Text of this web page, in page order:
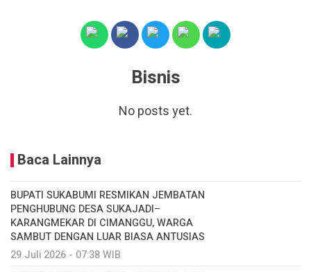
Bisnis
No posts yet.
Baca Lainnya
BUPATI SUKABUMI RESMIKAN JEMBATAN
PENGHUBUNG DESA SUKAJADI–
KARANGMEKAR DI CIMANGGU, WARGA
SAMBUT DENGAN LUAR BIASA ANTUSIAS
29 Juli 2026 - 07:38 WIB